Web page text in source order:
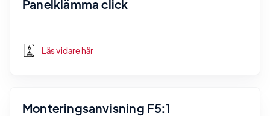
Panelklämma click
Läs vidare här
Monteringsanvisning F5:1